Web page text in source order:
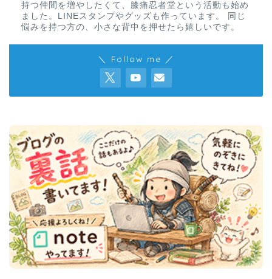
持つ仲間を増やしたくて、膝痛忍者堂という活動も始め
ました。LINEスタンプやグッズも作っています。 同じ
悩みを持つ方の、小さな背中を押せたら嬉しいです。
＼ Follow me ／